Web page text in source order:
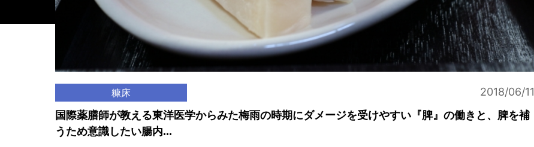
糠床 2018/06/11
国際薬膳師が教える東洋医学からみた梅雨の時期にダメージを受けやすい『脾』の働きと、脾を補
うため意識したい腸内...